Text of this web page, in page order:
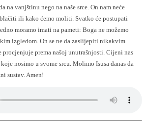
na vanjštinu nego na naše srce. On nam neće
ili kako ćemo moliti. Svatko će postupati
moramo imati na pameti: Boga ne možemo
izgledom. On se ne da zaslijepiti nikakvim
procjenjuje prema našoj unutrašnjosti. Cijeni nas
nosimo u svome srcu. Molimo Isusa danas da
sustav. Amen!